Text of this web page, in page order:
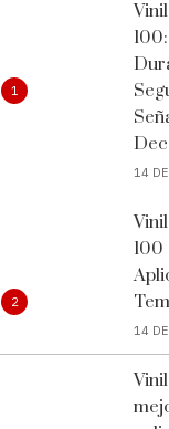
1
14
2
14